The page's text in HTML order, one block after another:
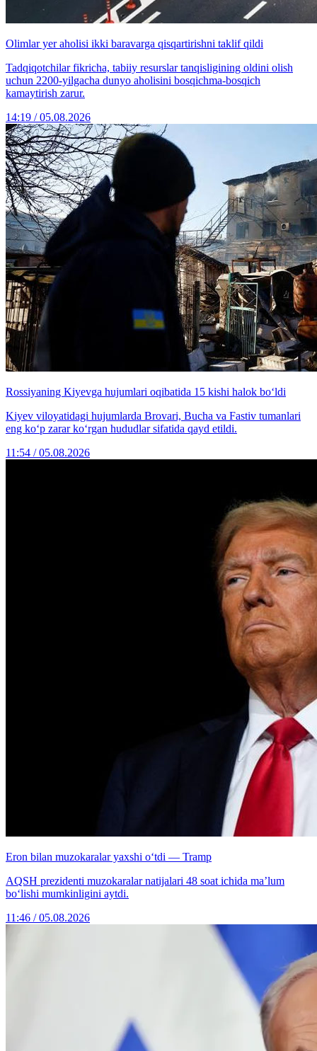
Olimlar yer aholisi ikki baravarga qisqartirishni taklif qildi
Tadqiqotchilar fikricha, tabiiy resurslar tanqisligining oldini olish
uchun 2200-yilgacha dunyo aholisini bosqichma-bosqich
kamaytirish zarur.
14:19 / 05.08.2026
Rossiyaning Kiyevga hujumlari oqibatida 15 kishi halok bo‘ldi
Kiyev viloyatidagi hujumlarda Brovari, Bucha va Fastiv tumanlari
eng ko‘p zarar ko‘rgan hududlar sifatida qayd etildi.
11:54 / 05.08.2026
Eron bilan muzokaralar yaxshi o‘tdi — Tramp
AQSH prezidenti muzokaralar natijalari 48 soat ichida ma’lum
bo‘lishi mumkinligini aytdi.
11:46 / 05.08.2026